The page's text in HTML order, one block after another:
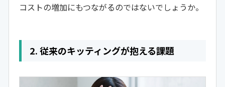
コストの増加にもつながるのではないでしょうか。
2. 従来のキッティングが抱える課題